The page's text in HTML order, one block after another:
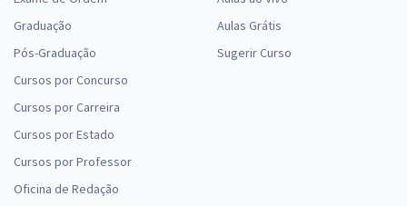
Graduação
Pós-Graduação
Cursos por Concurso
Cursos por Carreira
Cursos por Estado
Cursos por Professor
Oficina de Redação
Aulas Grátis
Sugerir Curso